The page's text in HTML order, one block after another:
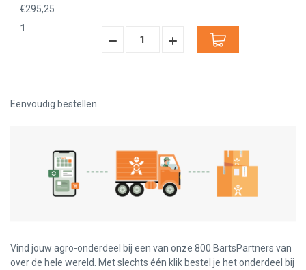
€295,25
1
Hoeveelheid
Verminderen:
Hoeveelheid
verhogen:
Eenvoudig bestellen
Vind jouw agro-onderdeel bij een van onze 800 BartsPartners van
over de hele wereld. Met slechts één klik bestel je het onderdeel bij